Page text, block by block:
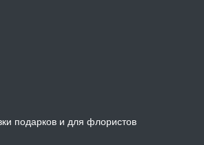
подарков и для флористов